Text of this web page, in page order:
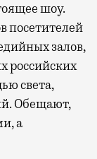
шоу.
посетителей
залов,
российских
света,
Обещают,
а